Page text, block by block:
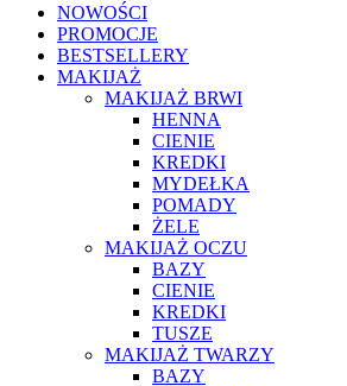
NOWOŚCI
PROMOCJE
BESTSELLERY
MAKIJAŻ
MAKIJAŻ BRWI
HENNA
CIENIE
KREDKI
MYDEŁKA
POMADY
ŻELE
MAKIJAŻ OCZU
BAZY
CIENIE
KREDKI
TUSZE
MAKIJAŻ TWARZY
BAZY